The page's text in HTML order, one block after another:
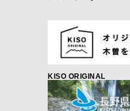
KISO ORIGINAL